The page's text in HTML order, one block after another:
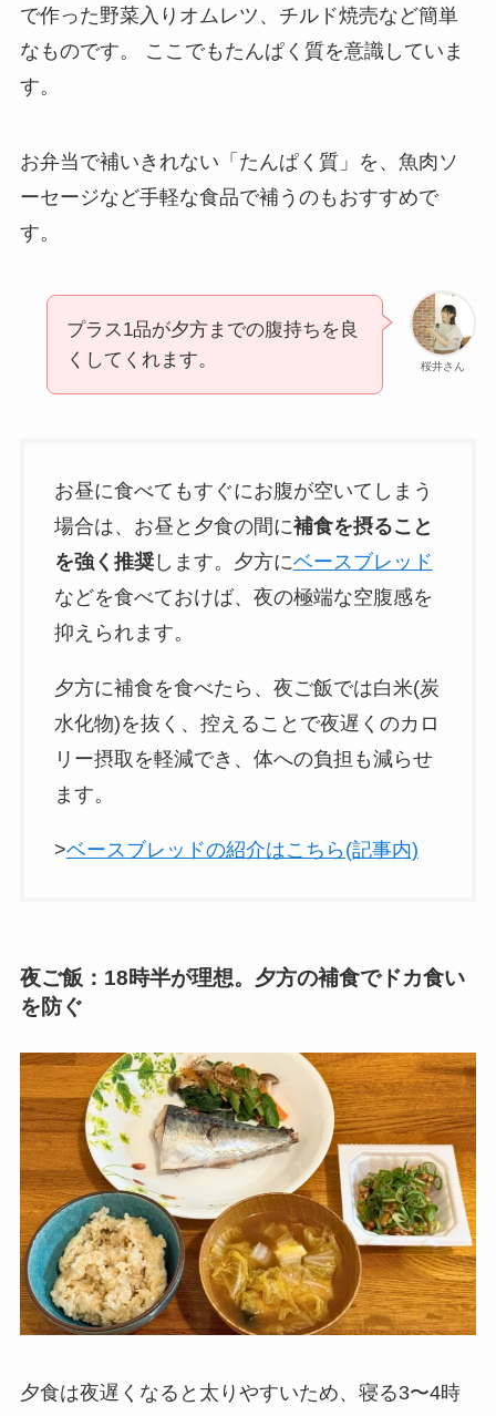
で作った野菜入りオムレツ、チルド焼売など簡単
なものです。 ここでもたんぱく質を意識していま
す。
お弁当で補いきれない「たんぱく質」を、魚肉ソ
ーセージなど手軽な食品で補うのもおすすめで
す。
桜井さん
プラス1品が夕方までの腹持ちを良
くしてくれます。
お昼に食べてもすぐにお腹が空いてしまう
場合は、お昼と夕食の間に補食を摂ること
を強く推奨します。夕方にベースブレッド
などを食べておけば、夜の極端な空腹感を
抑えられます。
夕方に補食を食べたら、夜ご飯では白米(炭
水化物)を抜く、控えることで夜遅くのカロ
リー摂取を軽減でき、体への負担も減らせ
ます。
>ベースブレッドの紹介はこちら(記事内)
夜ご飯：18時半が理想。夕方の補食でドカ食い
を防ぐ
夕食は夜遅くなると太りやすいため、寝る3〜4時